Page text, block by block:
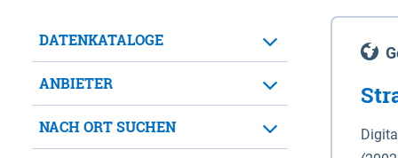
DATENKATALOGE
ANBIETER
NACH ORT SUCHEN
für
der in